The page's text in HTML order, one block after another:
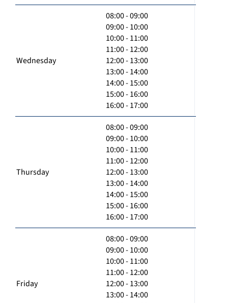
Wednesday
08:00 - 09:00
09:00 - 10:00
10:00 - 11:00
11:00 - 12:00
12:00 - 13:00
13:00 - 14:00
14:00 - 15:00
15:00 - 16:00
16:00 - 17:00
Thursday
08:00 - 09:00
09:00 - 10:00
10:00 - 11:00
11:00 - 12:00
12:00 - 13:00
13:00 - 14:00
14:00 - 15:00
15:00 - 16:00
16:00 - 17:00
Friday
08:00 - 09:00
09:00 - 10:00
10:00 - 11:00
11:00 - 12:00
12:00 - 13:00
13:00 - 14:00